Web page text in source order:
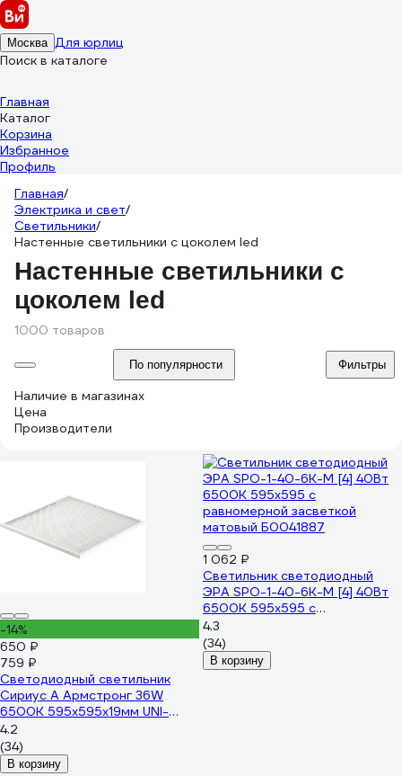
Москва Для юрлиц
Поиск в каталоге
Главная
Каталог
Корзина
Избранное
Профиль
Главная/
Электрика и свет/
Светильники/
Настенные светильники с цоколем led
Настенные светильники с
цоколем led
1000 товаров
По популярности Фильтры
Наличие в магазинах
Цена
Производители
-14%
650 ₽
759 ₽
Светодиодный светильник
Сириус А Армстронг 36W
6500K 595х595х19мм UNI-
595x595-36W-PR-65K
4.2
(34)
В корзину
1 062 ₽
Светильник светодиодный
ЭРА SPO-1-40-6K-M [4] 40Вт
6500К 595x595 с
равномерной засветкой
матовый Б0041887
4.3
(34)
В корзину